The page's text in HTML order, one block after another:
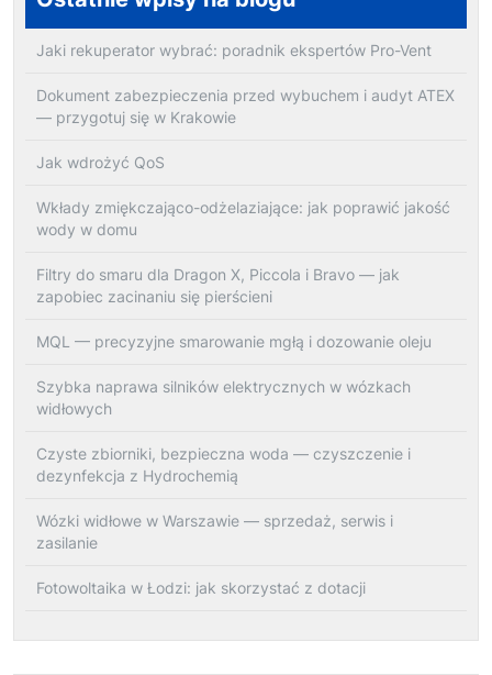
Jaki rekuperator wybrać: poradnik ekspertów Pro-Vent
Dokument zabezpieczenia przed wybuchem i audyt ATEX
— przygotuj się w Krakowie
Jak wdrożyć QoS
Wkłady zmiękczająco-odżelaziające: jak poprawić jakość
wody w domu
Filtry do smaru dla Dragon X, Piccola i Bravo — jak
zapobiec zacinaniu się pierścieni
MQL — precyzyjne smarowanie mgłą i dozowanie oleju
Szybka naprawa silników elektrycznych w wózkach
widłowych
Czyste zbiorniki, bezpieczna woda — czyszczenie i
dezynfekcja z Hydrochemią
Wózki widłowe w Warszawie — sprzedaż, serwis i
zasilanie
Fotowoltaika w Łodzi: jak skorzystać z dotacji